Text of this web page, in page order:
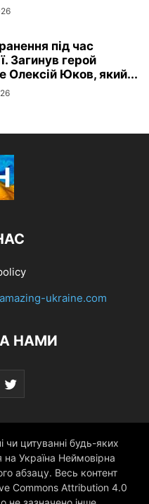
під час
Загинув герой
Олексій Юков, який...
ukraine.com
НАМИ
цитуванні будь-яких
на Україна Неймовірна
абзацу. Весь контент
Commons Attribution 4.0